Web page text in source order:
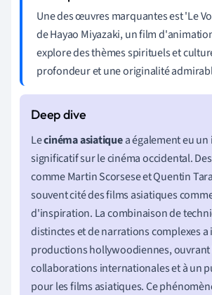
Une des œuvres marquantes est 'Le
de Hayao Miyazaki, un film
explore des thèmes spirituels et
profondeur et une originalité
Lecinéma asiatiquea également eu un
significatif sur le cinéma occidental.
comme Martin Scorsese et Quentin
souvent cité des films asiatiques
d'inspiration. La combinaison de
distinctes et de narrations complexes a
productions hollywoodiennes, ouvrant
collaborations internationales et à un
pour les films asiatiques. Ce